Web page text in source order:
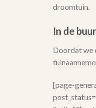
droomtuin.
In de
Doordat we
[page-